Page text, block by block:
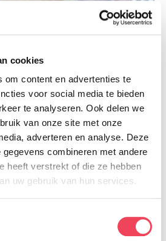
cookies
om content en advertenties te
voor social media te bieden
te analyseren. Ook delen we
van onze site met onze
adverteren en analyse. Deze
combineren met andere
heeft verstrekt of die ze hebben
uw gebruik van hun services.